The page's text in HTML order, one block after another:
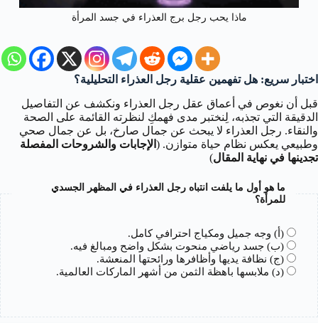
ماذا يحب رجل برج العذراء في جسد المرأة
اختبار سريع: هل تفهمين عقلية رجل العذراء التحليلية؟
قبل أن نغوص في أعماق عقل رجل العذراء ونكشف عن التفاصيل
الدقيقة التي تجذبه، لِنختبر مدى فهمكِ لنظرته القائمة على الصحة
والنقاء. رجل العذراء لا يبحث عن جمال صارخ، بل عن جمال صحي
وطبيعي يعكس نظام حياة متوازن. ( الإجابات والشروحات المفصلة
تجدينها في نهاية المقال)
ما هو أول ما يلفت انتباه رجل العذراء في المظهر الجسدي
للمرأة؟
(أ) وجه جميل ومكياج احترافي كامل.
(ب) جسد رياضي منحوت بشكل واضح ومبالغ فيه.
(ج) نظافة يديها وأظافرها ورائحتها المنعشة.
(د) ملابسها باهظة الثمن من أشهر الماركات العالمية.